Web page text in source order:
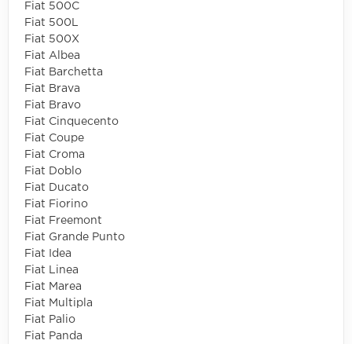
Fiat 500C
Fiat 500L
Fiat 500X
Fiat Albea
Fiat Barchetta
Fiat Brava
Fiat Bravo
Fiat Cinquecento
Fiat Coupe
Fiat Croma
Fiat Doblo
Fiat Ducato
Fiat Fiorino
Fiat Freemont
Fiat Grande Punto
Fiat Idea
Fiat Linea
Fiat Marea
Fiat Multipla
Fiat Palio
Fiat Panda